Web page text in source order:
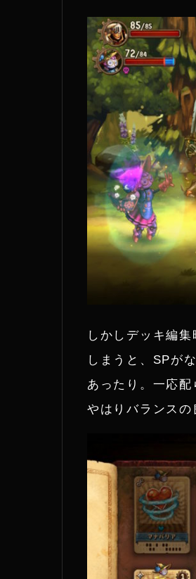
しかしデッキ編
しまうと、SPが
あったり。一応
やはりバランスの